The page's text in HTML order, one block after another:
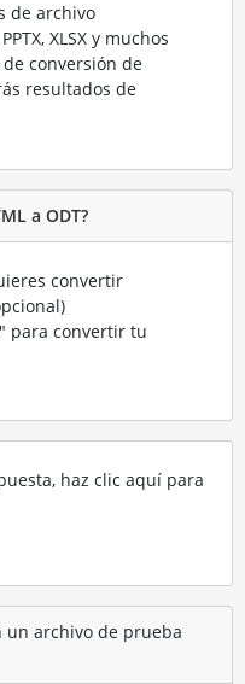
de archivo
XLSX y muchos
conversión de
resultados de
a ODT?
convertir
para convertir tu
haz clic aquí para
un archivo de prueba